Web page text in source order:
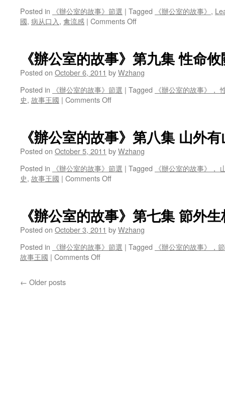
第
十
二
集
選
大
Posted in
《辦公室的故事》節選 | Tagged 《辦公室的故事》 ,
國, 病从口入, 禽流感 | Comments Offon
室
的
故
第
从
口
入
《辦公室的故事》第九集 性命
Posted on October 6, 2011 byWzhang
Posted in
《辦公室的故事》節選 | Tagged
《辦公室的故事》，
史, 故事王國 | Comments Offon
室
的
故
第
九
命
攸
關
《辦公室的故事》第八集 山外
Posted on October 5, 2011 byWzhang
Posted in
《辦公室的故事》節選 | Tagged
《辦公室的故事》，
史, 故事王國 | Comments Offon
室
的
故
第
《辦公室的故事》第七集 節外
Posted on October 3, 2011 byWzhang
Posted in
《辦公室的故事》節選 | Tagged
《辦公室的故事》，
故事王國 | Comments Offon
← Older posts